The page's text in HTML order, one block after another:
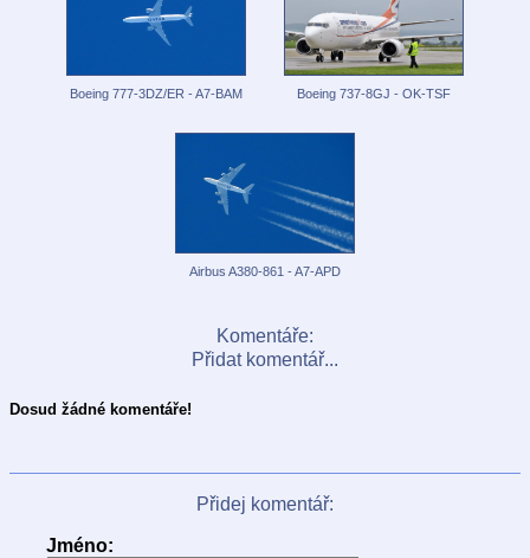
Boeing 777-3DZ/ER - A7-BAM Boeing 737-8GJ - OK-TSF
Airbus A380-861 - A7-APD
Komentáře:
Přidat komentář...
Dosud žádné komentáře!
Přidej komentář:
Jméno: